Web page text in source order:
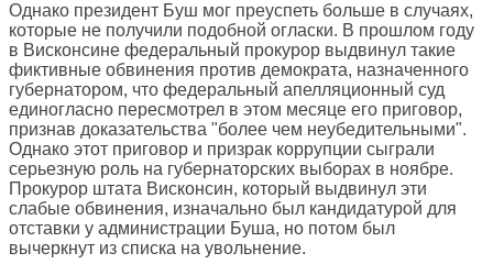
Однако президент Буш мог преуспеть больше в случаях,
которые не получили подобной огласки. В прошлом году
в Висконсине федеральный прокурор выдвинул такие
фиктивные обвинения против демократа, назначенного
губернатором, что федеральный апелляционный суд
единогласно пересмотрел в этом месяце его приговор,
признав доказательства "более чем неубедительными".
Однако этот приговор и призрак коррупции сыграли
серьезную роль на губернаторских выборах в ноябре.
Прокурор штата Висконсин, который выдвинул эти
слабые обвинения, изначально был кандидатурой для
отставки у администрации Буша, но потом был
вычеркнут из списка на увольнение.